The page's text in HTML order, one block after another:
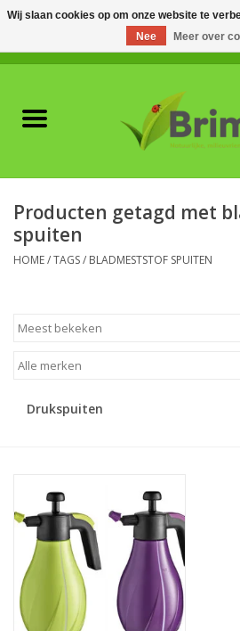
Plagen & Ziekten
Meststoffen en
Bodemverbeteraars
Monitoring
Brimex kaarten
Vallen
Drukspuiten
Producten getagd met
spuiten
HOME/TAGS/ BLADMESTSTOF SPUITEN
Drukspuiten
Wij slaan cookies op om onze website te
Nee
Meer over